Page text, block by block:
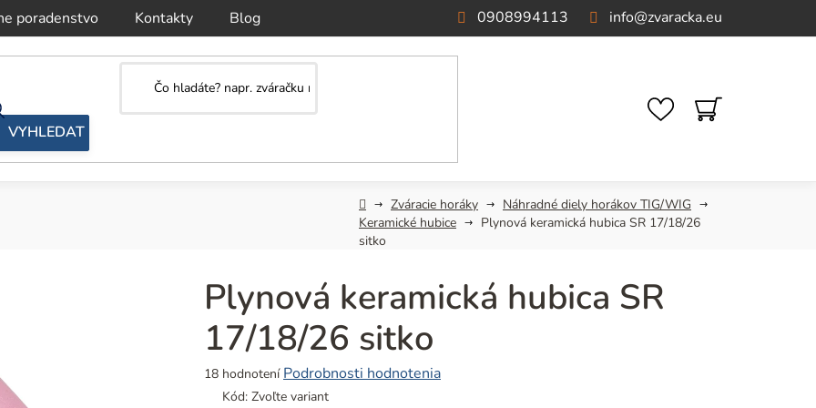
poradenstvo Kontakty Blog info@zvaracka.eu
0908994113
NÁKUPNÝ
KOŠÍK
DomovZváracie horáky
Náhradné diely horákov TIG/WIG
Keramické hubice
Plynová keramická hubica SR 17/18/26
sitko
Plynová keramická hubica SR
17/18/26 sitko
Priemerné
hodnotenie
18 hodnotení Podrobnosti hodnotenia
Kód: Zvoľte variant